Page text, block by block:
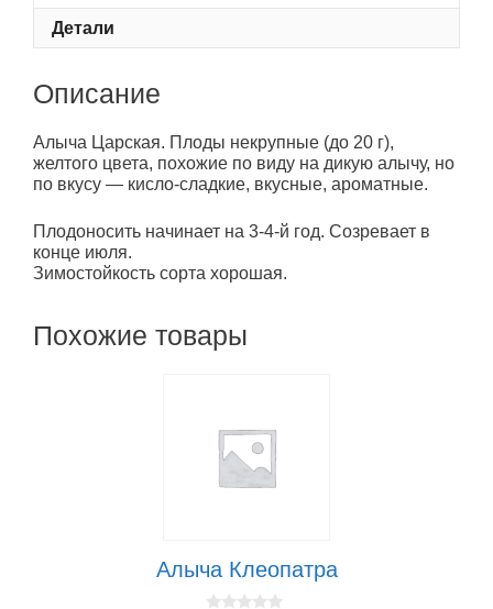
Детали
Описание
Алыча Царская. Плоды некрупные (до 20 г),
желтого цвета, похожие по виду на дикую алычу, но
по вкусу — кисло-сладкие, вкусные, ароматные.
Плодоносить начинает на 3-4-й год. Созревает в
конце июля.
Зимостойкость сорта хорошая.
Похожие товары
Алыча Клеопатра